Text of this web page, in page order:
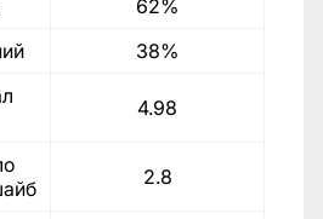
62%
38%
4.98
2.8